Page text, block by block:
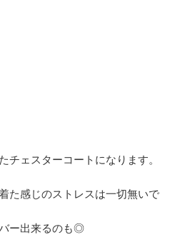
チェスターコートになります。
た感じのストレスは一切無いで
ー出来るのも◎